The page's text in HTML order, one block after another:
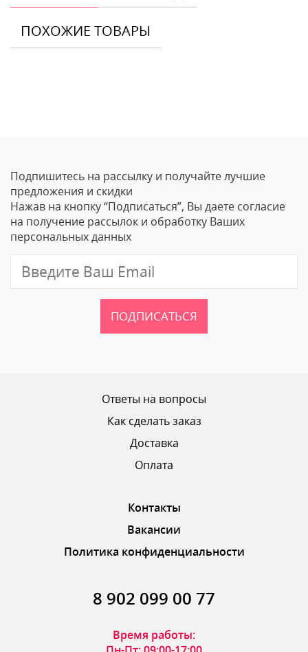
ПОХОЖИЕ ТОВАРЫ
Ваше Имя
Email
ОТПРАВИТЬ ОТЗЫВ
Подпишитесь на рассылку и получайте лучшие
предложения и скидки
Нажав на кнопку “Подписаться”, Вы даете согласие
на получение рассылок и обработку Ваших
персональных данных
ПОДПИСАТЬСЯ
Ответы на вопросы
Как сделать заказ
Доставка
Оплата
Контакты
Вакансии
Политика конфиденциальности
8 902 099 00 77
Время работы: